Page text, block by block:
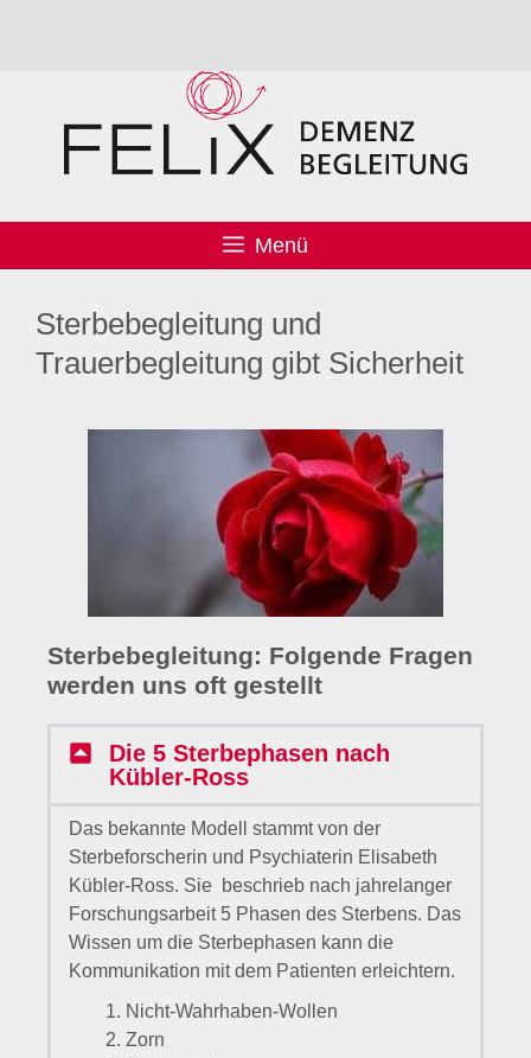
Menü
Trauerbegleitung gibt Sicherheit
werden uns oft gestellt
Die 5 Sterbephasen nach
Kübler-Ross
Das bekannte Modell stammt von der
Sterbeforscherin und Psychiaterin Elisabeth
Kübler-Ross. Sie beschrieb nach jahrelanger
Forschungsarbeit 5 Phasen des Sterbens. Das
Wissen um die Sterbephasen kann die
Kommunikation mit dem Patienten erleichtern.
Zorn
Verhandeln